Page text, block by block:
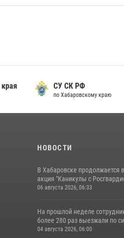
СУ СК РФ
по Хабаровскому краю
НОВОСТИ
В Хабаровске продолжается
акция "Каникулы с
06 августа 2026, 06:33
На прошлой неделе
более 280 раз выезжали по
04 августа 2026, 06:00